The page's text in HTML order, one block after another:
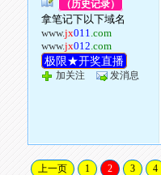
（历史记录）
拿笔记下以下域名
www.jx011.com
www.jx012.com
极限★开奖直播
加关注 发消息
上一页 1 2 3 4